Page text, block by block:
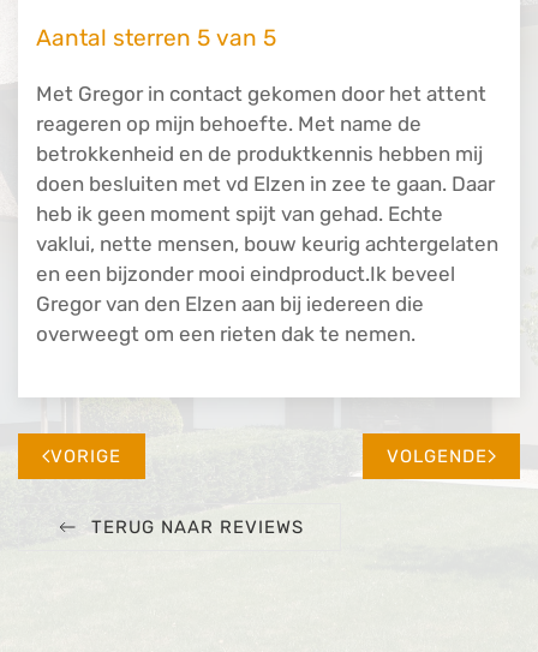
Aantal sterren 5 van 5
Met Gregor in contact gekomen door het attent
reageren op mijn behoefte. Met name de
betrokkenheid en de produktkennis hebben mij
doen besluiten met vd Elzen in zee te gaan. Daar
heb ik geen moment spijt van gehad. Echte
vaklui, nette mensen, bouw keurig achtergelaten
en een bijzonder mooi eindproduct.Ik beveel
Gregor van den Elzen aan bij iedereen die
overweegt om een rieten dak te nemen.
VORIGE VOLGENDE
TERUG NAAR REVIEWS